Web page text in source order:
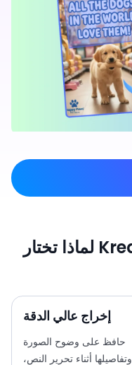
لماذا تختار KreadoAI لتحرير النص في
إخراج عالي الدقة
حافظ على وضوح الصورة
وتفاصيلها أثناء تحرير النص،